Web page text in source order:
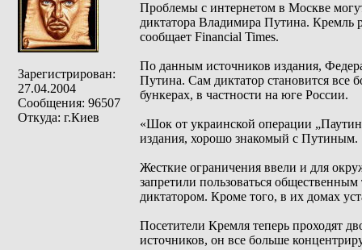
Зарегистрирован:
27.04.2004
Сообщения: 96507
Откуда: г.Киев
Проблемы с интернетом в Москве
диктатора Владимира Путина. Кремль
сообщает Financial Times.
По данным источников издания,
Путина. Сам диктатор становится все
бункерах, в частности на юге России.
«Шок от украинской операции
издания, хорошо знакомый с Путиным.
Жесткие ограничения ввели и для
запретили пользоваться
диктатором. Кроме того, в их домах
Посетители Кремля теперь проходят
источников, он все больше